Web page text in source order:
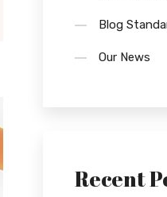
Blog
Our News
Recent